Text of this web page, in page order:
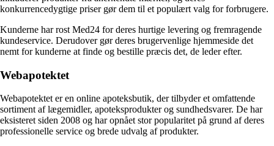
konkurrencedygtige priser gør dem til et populært valg for forbrugere.
Kunderne har rost Med24 for deres hurtige levering og fremragende
kundeservice. Derudover gør deres brugervenlige hjemmeside det
nemt for kunderne at finde og bestille præcis det, de leder efter.
Webapotektet
Webapotektet er en online apoteksbutik, der tilbyder et omfattende
sortiment af lægemidler, apoteksprodukter og sundhedsvarer. De har
eksisteret siden 2008 og har opnået stor popularitet på grund af deres
professionelle service og brede udvalg af produkter.